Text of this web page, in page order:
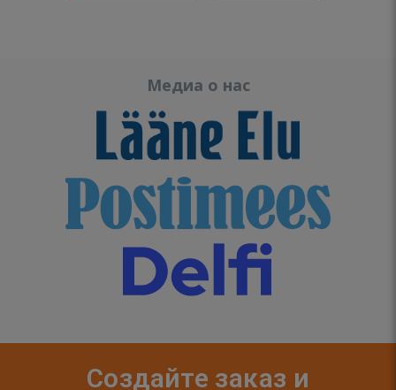
Медиа о нас
Создайте заказ и